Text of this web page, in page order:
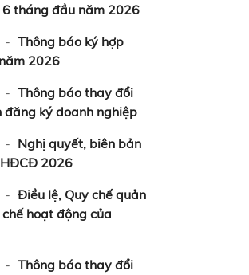
tháng đầu năm 2026
- Thông báo ký hợp
2026
- Thông báo thay đổi
đăng ký doanh nghiệp
- Nghị quyết, biên bản
2026
- Điều lệ, Quy chế quản
hoạt động của
- Thông báo thay đổi